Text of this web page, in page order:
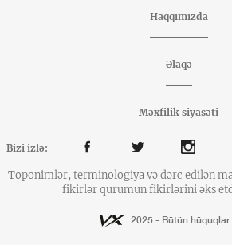
Haqqımızda
Əlaqə
Məxfilik siyasəti
Bizi izlə:
Toponimlər, terminologiya və dərc edilən
fikirlər qurumun fikirlərini əks
2025 - Bütün hüquqlar